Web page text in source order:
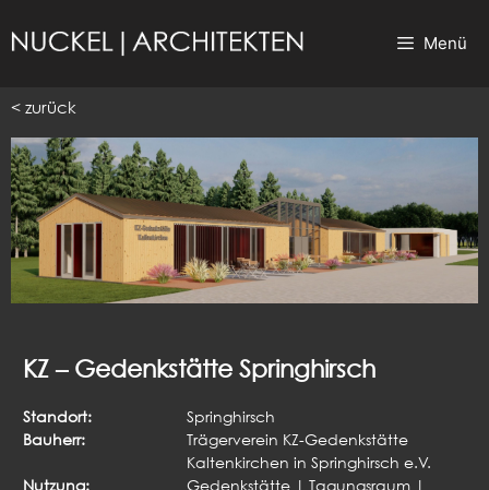
Inhalt
Menü
< zurück
KZ – Gedenkstätte Springhirsch
Standort:
Springhirsch
Bauherr:
Trägerverein KZ-Gedenkstätte
Kaltenkirchen in Springhirsch e.V.
Nutzung:
Gedenkstätte | Tagungsraum |